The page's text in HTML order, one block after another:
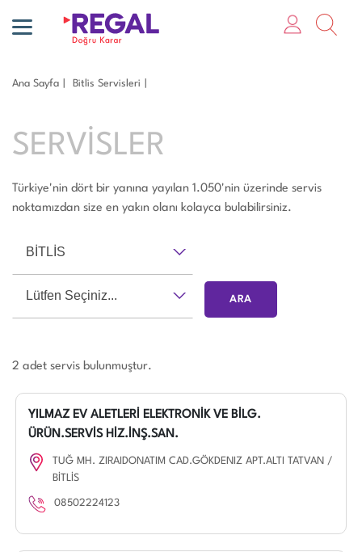
Ana Sayfa Bi̇tli̇s Servisleri
SERVİSLER
Türkiye'nin dört bir yanına yayılan 1.050'nin üzerinde servis
noktamızdan size en yakın olanı kolayca bulabilirsiniz.
BİTLİS
Lütfen Seçiniz...
2 adet servis bulunmuştur.
YILMAZ EV ALETLERİ ELEKTRONİK VE BİLG.
ÜRÜN.SERVİS HİZ.İNŞ.SAN.
TUĞ MH. ZIRAIDONATIM CAD.GÖKDENIZ APT.ALTI TATVAN /
BİTLİS
08502224123